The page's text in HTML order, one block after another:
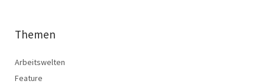
Themen
Arbeitswelten
Feature